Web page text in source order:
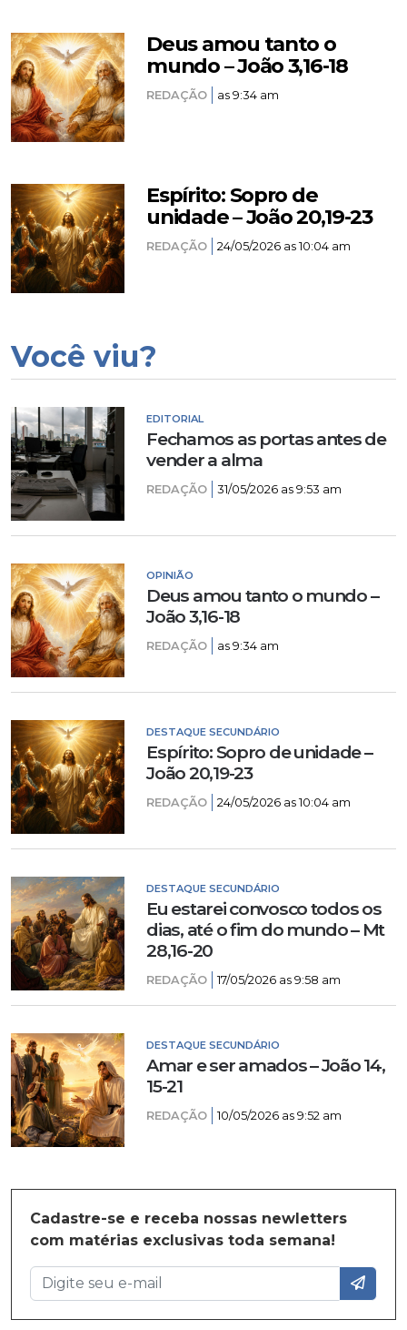
Deus amou tanto o
mundo – João 3,16-18
REDAÇÃO as 9:34 am
Espírito: Sopro de
unidade – João 20,19-23
REDAÇÃO 24/05/2026 as 10:04 am
Você viu?
EDITORIAL
Fechamos as portas antes de
vender a alma
REDAÇÃO 31/05/2026 as 9:53 am
OPINIÃO
Deus amou tanto o mundo –
João 3,16-18
REDAÇÃO as 9:34 am
DESTAQUE SECUNDÁRIO
Espírito: Sopro de unidade –
João 20,19-23
REDAÇÃO 24/05/2026 as 10:04 am
DESTAQUE SECUNDÁRIO
Eu estarei convosco todos os
dias, até o fim do mundo – Mt
28,16-20
REDAÇÃO 17/05/2026 as 9:58 am
DESTAQUE SECUNDÁRIO
Amar e ser amados – João 14,
15-21
REDAÇÃO 10/05/2026 as 9:52 am
Cadastre-se e receba nossas newletters
com matérias exclusivas toda semana!